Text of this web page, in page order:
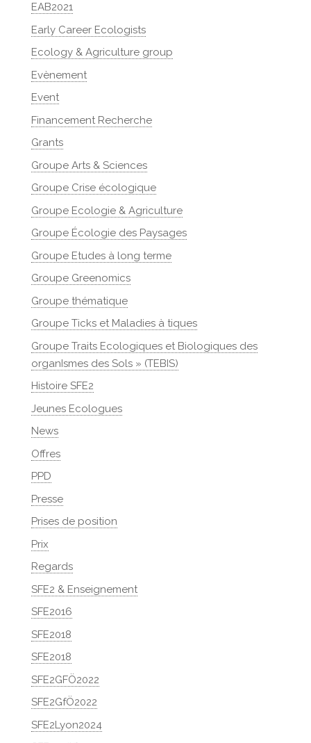
EAB2021
Early Career Ecologists
Ecology & Agriculture group
Evènement
Event
Financement Recherche
Grants
Groupe Arts & Sciences
Groupe Crise écologique
Groupe Ecologie & Agriculture
Groupe Écologie des Paysages
Groupe Etudes à long terme
Groupe Greenomics
Groupe thématique
Groupe Ticks et Maladies à tiques
Groupe Traits Ecologiques et Biologiques des
organIsmes des Sols » (TEBIS)
Histoire SFE2
Jeunes Ecologues
News
Offres
PPD
Presse
Prises de position
Prix
Regards
SFE2 & Enseignement
SFE2016
SFE2018
SFE2018
SFE2GFÖ2022
SFE2GfÖ2022
SFE2Lyon2024